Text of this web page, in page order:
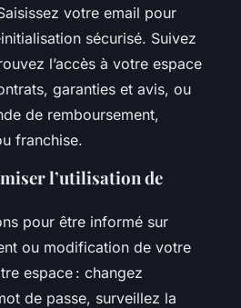
votre email pour
sécurisé. Suivez
l’accès à votre espace
garanties et avis, ou
de remboursement,
franchise.
l’utilisation de
pour être informé sur
ou modification de votre
espace : changez
de passe, surveillez la